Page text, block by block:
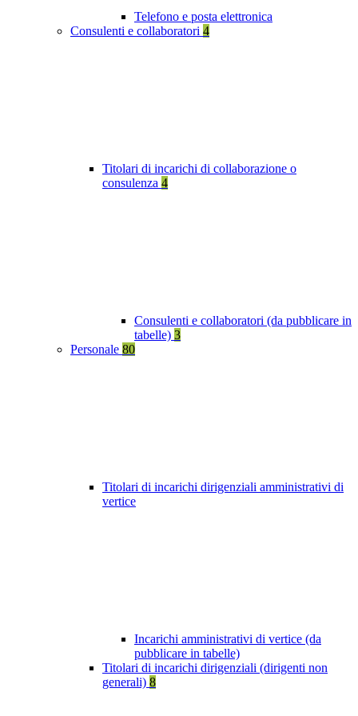
Telefono e posta elettronica
Consulenti e collaboratori 4
Titolari di incarichi di collaborazione o
consulenza 4
Consulenti e collaboratori (da pubblicare in
tabelle) 3
Personale 80
Titolari di incarichi dirigenziali amministrativi di
vertice
Incarichi amministrativi di vertice (da
pubblicare in tabelle)
Titolari di incarichi dirigenziali (dirigenti non
generali) 8